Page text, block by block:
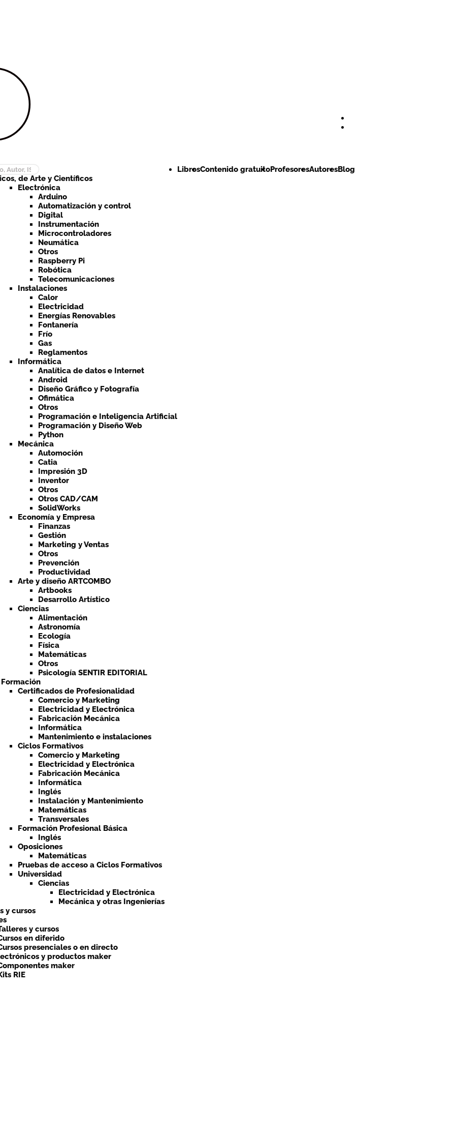
de Arte y Científicos
Electrónica
Arduino
Automatización y control
Digital
Instrumentación
Microcontroladores
Neumática
Otros
Raspberry Pi
Robótica
Telecomunicaciones
Instalaciones
Calor
Electricidad
Energías Renovables
Fontanería
Frío
Gas
Reglamentos
Informática
Analítica de datos e Internet
Android
Diseño Gráfico y Fotografía
Ofimática
Otros
Programación e Inteligencia Artificial
Programación y Diseño Web
Python
Mecánica
Automoción
Catia
Impresión 3D
Inventor
Otros
Otros CAD/CAM
SolidWorks
Economía y Empresa
Finanzas
Gestión
Marketing y Ventas
Otros
Prevención
Productividad
Arte y diseño ARTCOMBO
Artbooks
Desarrollo Artístico
Ciencias
Alimentación
Astronomía
Ecología
Física
Matemáticas
Otros
Psicología SENTIR EDITORIAL
Certificados de Profesionalidad
Comercio y Marketing
Electricidad y Electrónica
Fabricación Mecánica
Informática
Mantenimiento e instalaciones
Ciclos Formativos
Comercio y Marketing
Electricidad y Electrónica
Fabricación Mecánica
Informática
Inglés
Instalación y Mantenimiento
Matemáticas
Transversales
Formación Profesional Básica
Inglés
Oposiciones
Matemáticas
Pruebas de acceso a Ciclos Formativos
Universidad
Ciencias
Electricidad y Electrónica
Mecánica y otras Ingenierías
y cursos
y cursos
en diferido
presenciales o en directo
y productos maker
maker
RIE
LibrosContenido gratuitoProfesoresAutoresBlog